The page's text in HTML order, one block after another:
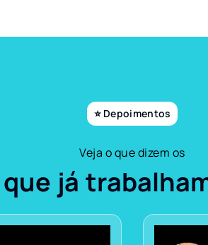
⭐ Depoimentos
Veja o que dizem os
que já